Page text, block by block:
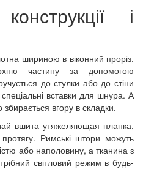
і
шириною в віконний проріз.
частину за допомогою
до стулки або до стіни
вставки для шнура. А
вгору в складки.
вшита утяжеляющая планка,
Римські штори можуть
або наполовину, а тканина з
світловий режим в будь-